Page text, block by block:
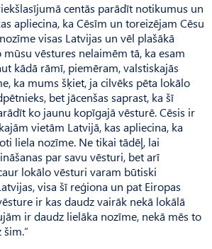
centās parādīt notikumus un
apliecina, ka Cēsīm un toreizējam Cēsu
visas Latvijas un vēl plašākā
mūsu vēstures nelaimēm tā, ka esam
kādā rāmī, piemēram, valstiskajās
ka mums šķiet, ja cilvēks pēta lokālo
bet jācenšas saprast, ka šī
ko jaunu kopīgajā vēsturē. Cēsis ir
vietām Latvijā, kas apliecina, ka
liela nozīme. Ne tikai tādēļ, lai
par savu vēsturi, bet arī
lokālo vēsturi varam būtiski
visa šī reģiona un pat Eiropas
ir kas daudz vairāk nekā lokālā
ir daudz lielāka nozīme, nekā mēs to